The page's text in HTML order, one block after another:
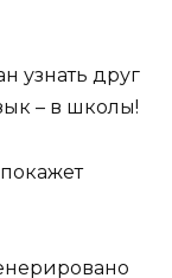
узнать друг
– в школы!